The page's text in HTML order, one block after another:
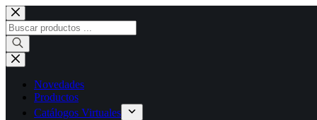
Saltar
al
contenido
Búsqueda
de
productos
Novedades
Productos
Catálogos Virtuales